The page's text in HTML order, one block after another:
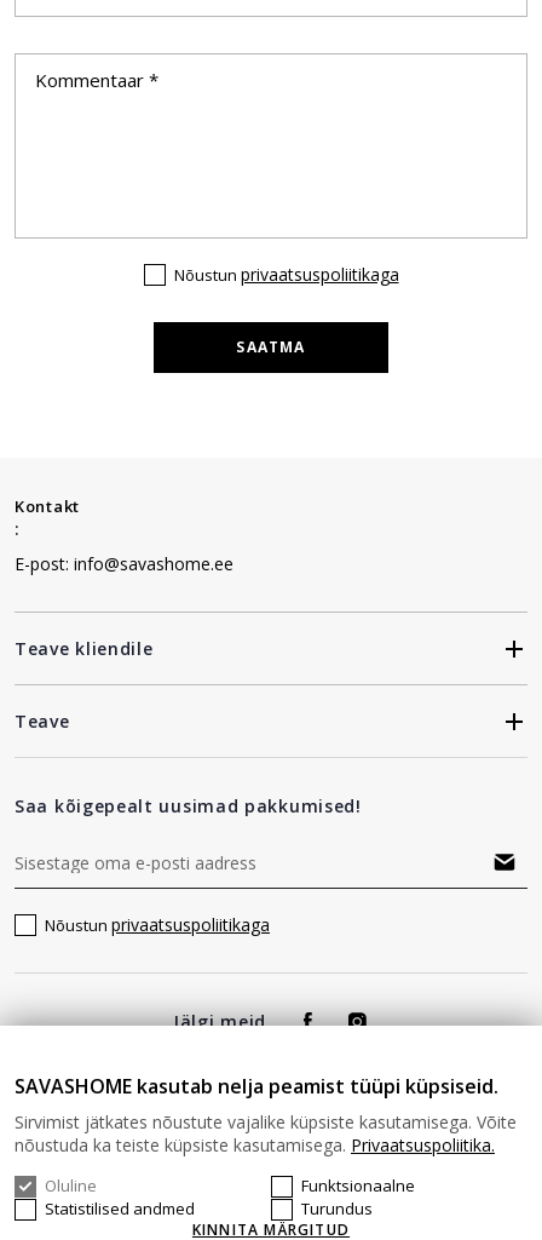
Nõustun privaatsuspoliitikaga
SAATMA
Kontakt
:
E-post: info@savashome.ee
Teave kliendile
Teave
Saa kõigepealt uusimad pakkumised!
Nõustun privaatsuspoliitikaga
Jälgi meid
© 2026 SAVAS HOME Kõik õigused kaitstud.
SAVASHOME kasutab nelja peamist tüüpi küpsiseid.
Sirvimist jätkates nõustute vajalike küpsiste kasutamisega. Võite
nõustuda ka teiste küpsiste kasutamisega. Privaatsuspoliitika.
Oluline
Funktsionaalne
Statistilised andmed
Turundus
KINNITA MÄRGITUD